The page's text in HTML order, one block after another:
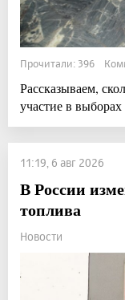
Прочитали: 396
Рассказываем,
участие в выборах
11:19, 6 авг 2026
В России
топлива
Новости